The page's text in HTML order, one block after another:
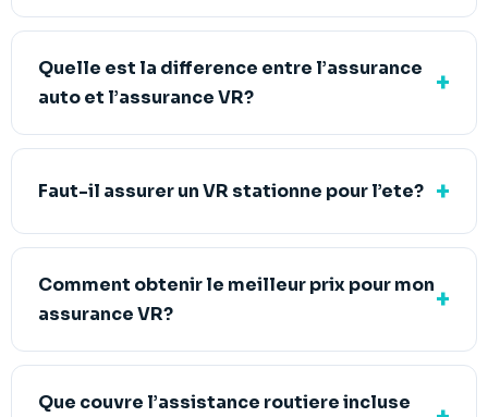
Quelle est la difference entre l’assurance
auto et l’assurance VR?
Faut-il assurer un VR stationne pour l’ete?
Comment obtenir le meilleur prix pour mon
assurance VR?
Que couvre l’assistance routiere incluse